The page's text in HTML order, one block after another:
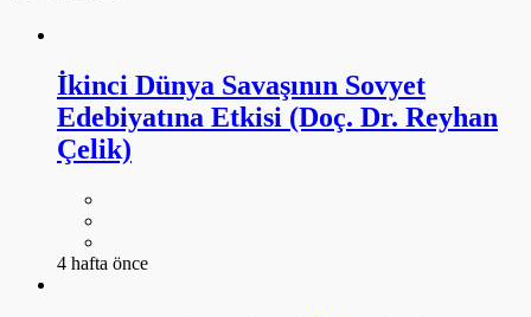
İkinci Dünya Savaşının Sovyet
Edebiyatına Etkisi (Doç. Dr. Reyhan
Çelik)
4 hafta önce